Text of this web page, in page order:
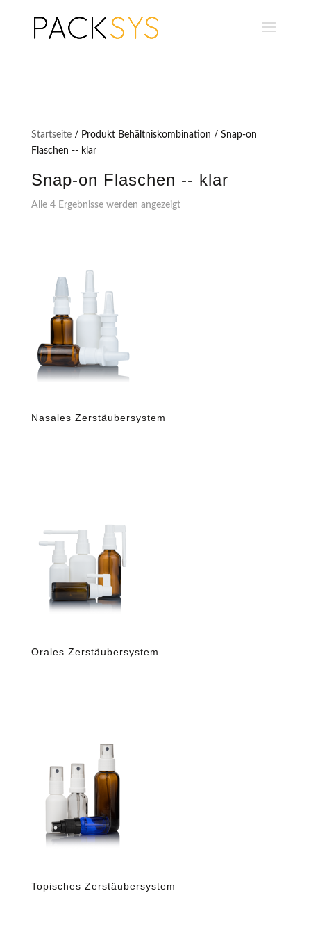
Startseite/ Produkt Behältniskombination / Snap-on
Flaschen -- klar
Snap-on Flaschen -- klar
Alle 4 Ergebnisse werden angezeigt
Nasales Zerstäubersystem
Orales Zerstäubersystem
Topisches Zerstäubersystem